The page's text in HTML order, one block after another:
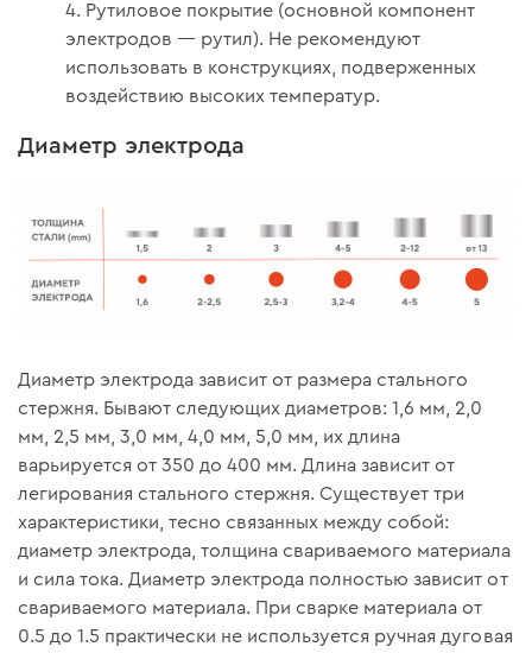
Рутиловое покрытие (основной компонент
электродов — рутил). Не рекомендуют
использовать в конструкциях, подверженных
воздействию высоких температур.
Диаметр электрода
Диаметр электрода зависит от размера стального
стержня. Бывают следующих диаметров: 1,6 мм, 2,0
мм, 2,5 мм, 3,0 мм, 4,0 мм, 5,0 мм, их длина
варьируется от 350 до 400 мм. Длина зависит от
легирования стального стержня. Существует три
характеристики, тесно связанных между собой:
диаметр электрода, толщина свариваемого материала
и сила тока. Диаметр электрода полностью зависит от
свариваемого материала. При сварке материала от
0.5 до 1.5 практически не используется ручная дуговая